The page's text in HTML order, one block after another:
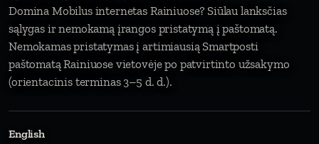
Domina Mobilus internetas Rainiuose? Siūlau lanksčias
sąlygas ir nemokamą įrangos pristatymą į paštomatą.
Nemokamas pristatymas į artimiausią Smartposti
paštomatą Rainiuose vietovėje po patvirtinto užsakymo
(orientacinis terminas 3–5 d. d.).
English